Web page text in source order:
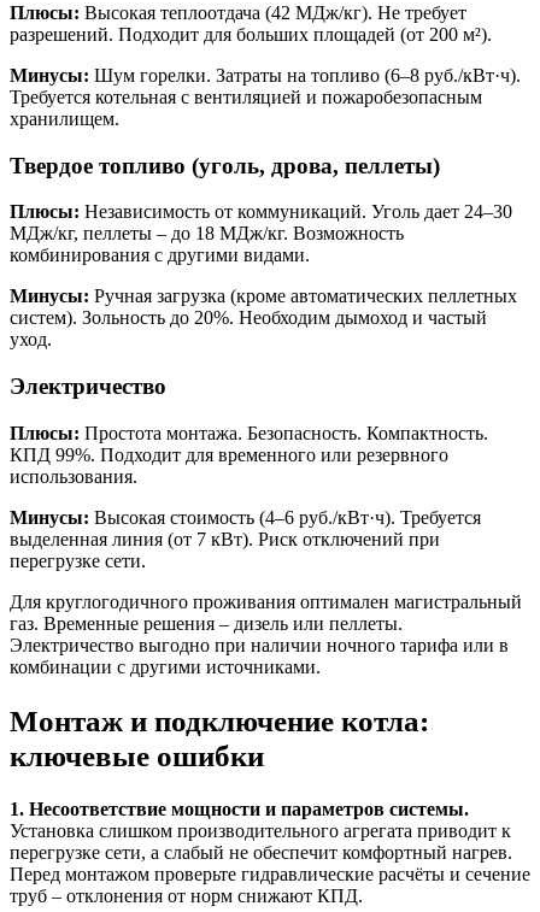
Плюсы: Высокая теплоотдача (42 МДж/кг). Не требует
разрешений. Подходит для больших площадей (от 200 м²).
Минусы: Шум горелки. Затраты на топливо (6–8 руб./кВт·ч).
Требуется котельная с вентиляцией и пожаробезопасным
хранилищем.
Твердое топливо (уголь, дрова, пеллеты)
Плюсы: Независимость от коммуникаций. Уголь дает 24–30
МДж/кг, пеллеты – до 18 МДж/кг. Возможность
комбинирования с другими видами.
Минусы: Ручная загрузка (кроме автоматических пеллетных
систем). Зольность до 20%. Необходим дымоход и частый
уход.
Электричество
Плюсы: Простота монтажа. Безопасность. Компактность.
КПД 99%. Подходит для временного или резервного
использования.
Минусы: Высокая стоимость (4–6 руб./кВт·ч). Требуется
выделенная линия (от 7 кВт). Риск отключений при
перегрузке сети.
Для круглогодичного проживания оптимален магистральный
газ. Временные решения – дизель или пеллеты.
Электричество выгодно при наличии ночного тарифа или в
комбинации с другими источниками.
Монтаж и подключение котла:
ключевые ошибки
1. Несоответствие мощности и параметров системы.
Установка слишком производительного агрегата приводит к
перегрузке сети, а слабый не обеспечит комфортный нагрев.
Перед монтажом проверьте гидравлические расчёты и сечение
труб – отклонения от норм снижают КПД.